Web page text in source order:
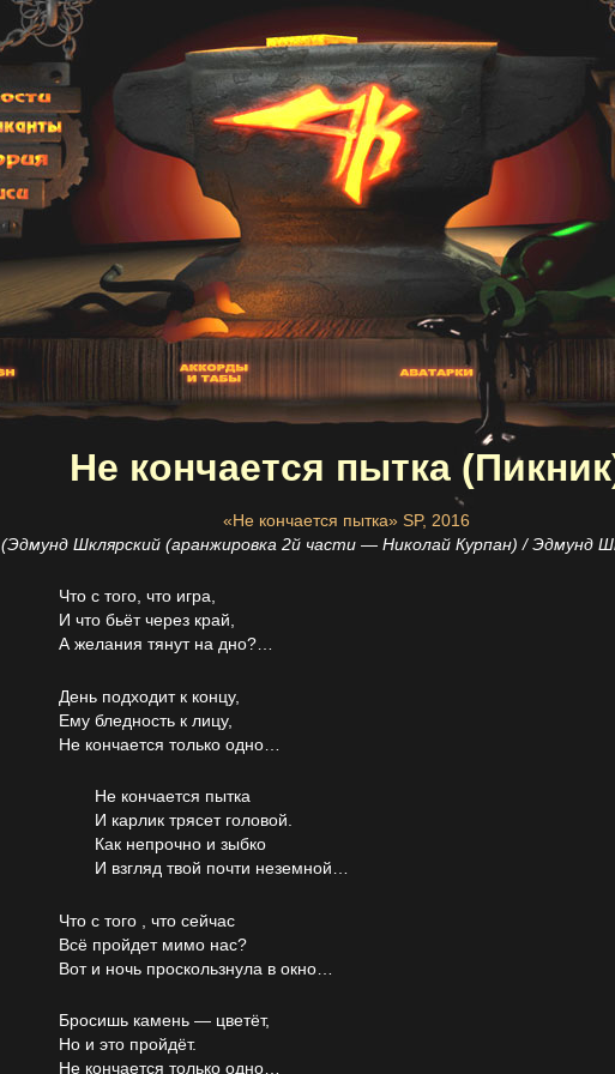
Не кончается пытка
«Не кончается пытка» SP, 2016
(Эдмунд Шклярский (аранжировка 2й части — Николай Курпан) / Эдмунд
Что с того, что игра,
И что бьёт через край,
А желания тянут на дно?…
День подходит к концу,
Ему бледность к лицу,
Не кончается только одно…
Не кончается пытка
И карлик трясет головой.
Как непрочно и зыбко
И взгляд твой почти неземной…
Что с того , что сейчас
Всё пройдет мимо нас?
Вот и ночь проскользнула в окно…
Бросишь камень — цветёт,
Но и это пройдёт.
Не кончается только одно…